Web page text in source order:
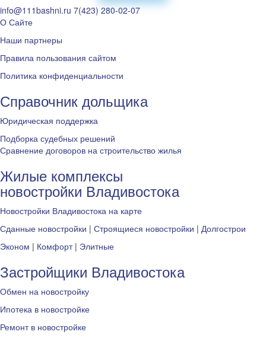
info@111bashni.ru 7(423) 280-02-07
О Сайте
Наши партнеры
Правила пользования сайтом
Политика конфиденциальности
Справочник дольщика
Юридическая поддержка
Подборка судебных решений
Сравнение договоров на строительство жилья
Жилые комплексы
новостройки Владивостока
Новостройки Владивостока на карте
Сданные новостройки | Строящиеся новостройки | Долгострои
Эконом | Комфорт| Элитные
Застройщики Владивостока
Обмен на новостройку
Ипотека в новостройке
Ремонт в новостройке